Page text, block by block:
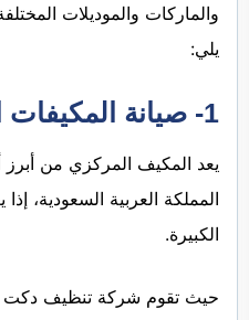
والماركات والموديلات
يلي:
1- صيانة المكيفات المركزية بجدة
يعد المكيف المركزي من أبرز
المملكة العربية السعودية،
الكبيرة.
حيث تقوم شركة تنظيف دكت